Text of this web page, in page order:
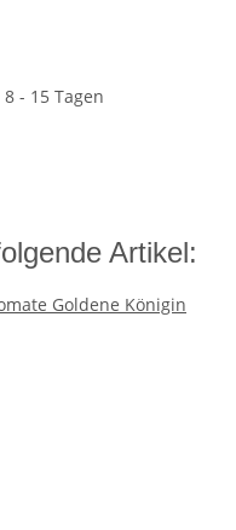
- 15 Tagen
Artikel: